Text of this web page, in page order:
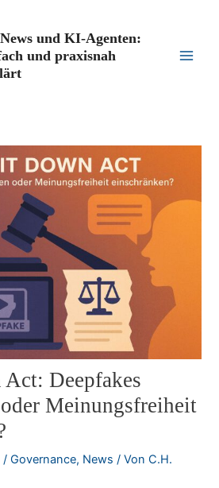
und KI-Agenten:
und praxisnah
Deepfakes
Meinungsfreiheit
/Governance, News / VonC.H.